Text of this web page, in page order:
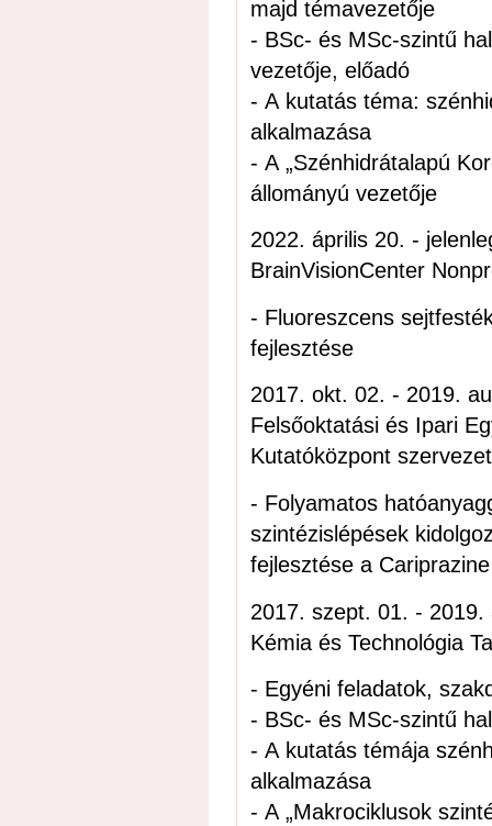
majd témavezetője
- BSc- és MSc-szintű
vezetője, előadó
- A kutatás téma:
alkalmazása
- A „Szénhidrátalapú
állományú vezetője
2022. április 20. - jelenleg; preparatív fejlesztő
BrainVisionCenter
- Fluoreszcens
fejlesztése
2017. okt. 02. - 2019. aug. 31.; tudományos
Felsőoktatási és Ipari
Kutatóközpont
- Folyamatos
szintézislépések
fejlesztése a
2017. szept. 01. - 2019. aug. 31.; posztdoktori
Kémia és Technológia
- Egyéni feladatok,
- BSc- és MSc-szintű
- A kutatás témája
alkalmazása
- A „Makrociklusok